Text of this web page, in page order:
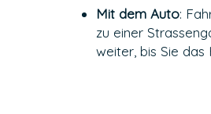
Mit dem Auto:
zu einer
weiter, bis Sie